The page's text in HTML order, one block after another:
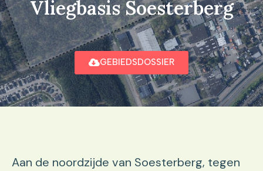
Vliegbasis Soesterberg
GEBIEDSDOSSIER
Aan de noordzijde van Soesterberg, tegen